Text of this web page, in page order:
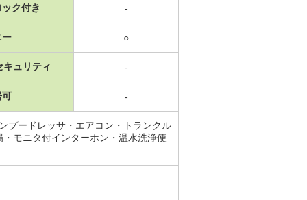
ク付き -
ー ○
キュリティ -
可 -
プードレッサ・エアコン・トランクル
モニタ付インターホン・温水洗浄便